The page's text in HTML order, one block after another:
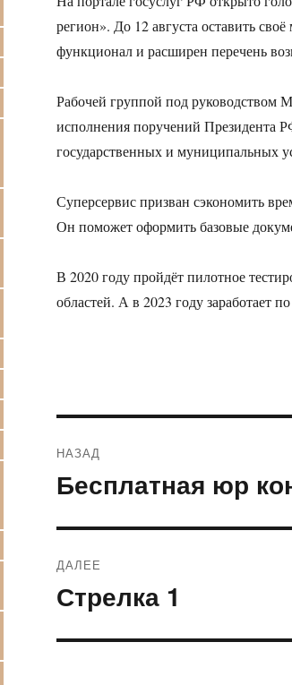
регион». До 12 августа оставить
функционал и расширен перечень
Рабочей группой под руководством
исполнения поручений Президента
государственных и муниципальных
Суперсервис призван сэкономить
Он поможет оформить базовые
В 2020 году пройдёт пилотное
областей. А в 2023 году заработает
по
НАЗАД
Предыдущая
Бесплатная юр
ДАЛЕЕ
Следующая
запись:
Стрелка 1